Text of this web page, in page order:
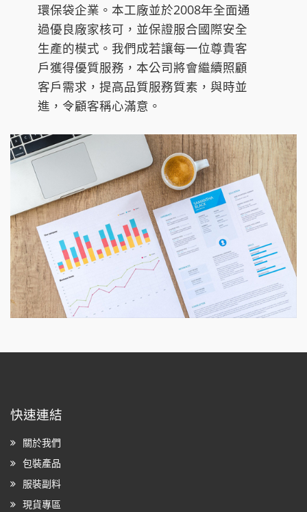
環保袋企業。本工廠並於2008年全面通
過優良廠家核可，並保證服合國際安全
生產的模式。我們成若讓每一位尊貴客
戶獲得優質服務，本公司將會繼續照顧
客戶需求，提高品質服務質素，與時並
進，令顧客稱心滿意。
快速連結
關於我們
包裝產品
服裝副料
現貨專區